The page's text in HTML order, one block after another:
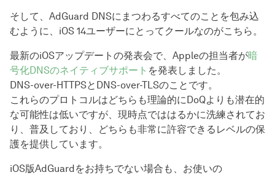
そして、AdGuard DNSにまつわるすべてのことを包み込
むように、iOS 14ユーザーにとってクールなのがこちら。
最新のiOSアップデートの発表会で、Appleの担当者が暗
号化DNSのネイティブサポート を発表しました。
DNS-over-HTTPSとDNS-over-TLSのことです。
これらのプロトコルはどちらも理論的にDoQよりも潜在的
な可能性は低いですが、現時点でははるかに洗練されてお
り、普及しており、どちらも非常に許容できるレベルの保
護を提供しています。
iOS版AdGuardをお持ちでない場合も、お使いの